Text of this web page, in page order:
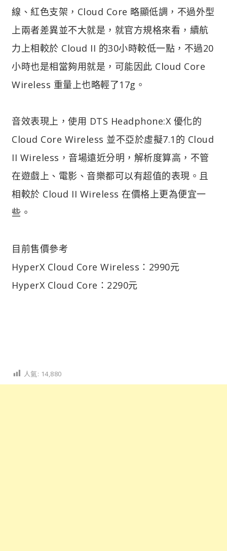
線、紅色支架，Cloud Core 略顯低調，不過外型
上兩者差異並不大就是，就官方規格來看，續航
力上相較於 Cloud II 的30小時較低一點，不過20
小時也是相當夠用就是，可能因此 Cloud Core
Wireless 重量上也略輕了17g。
音效表現上，使用 DTS Headphone:X 優化的
Cloud Core Wireless 並不亞於虛擬7.1的 Cloud
II Wireless，音場遠近分明，解析度算高，不管
在遊戲上、電影、音樂都可以有超值的表現。且
相較於 Cloud II Wireless 在價格上更為便宜一
些。
目前售價參考
HyperX Cloud Core Wireless：2990元
HyperX Cloud Core：2290元
人氣: 14,880